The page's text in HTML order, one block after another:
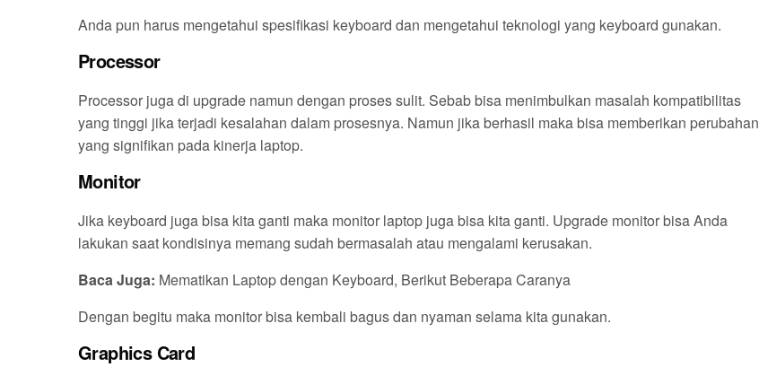
Anda pun harus mengetahui spesifikasi keyboard dan mengetahui teknologi yang keyboard gunakan.
Processor
Processor juga di upgrade namun dengan proses sulit. Sebab bisa menimbulkan masalah kompatibilitas
yang tinggi jika terjadi kesalahan dalam prosesnya. Namun jika berhasil maka bisa memberikan perubahan
yang signifikan pada kinerja laptop.
Monitor
Jika keyboard juga bisa kita ganti maka monitor laptop juga bisa kita ganti. Upgrade monitor bisa Anda
lakukan saat kondisinya memang sudah bermasalah atau mengalami kerusakan.
Baca Juga: Mematikan Laptop dengan Keyboard, Berikut Beberapa Caranya
Dengan begitu maka monitor bisa kembali bagus dan nyaman selama kita gunakan.
Graphics Card